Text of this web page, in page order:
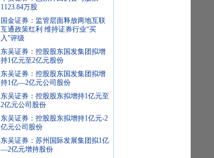
1123.84万股
国金证券：监管层面释放两地互联
互通政策红利 维持证券行业“买
入”评级
东吴证券：控股股东国发集团拟增
持1亿元至2亿元股份
东吴证券：控股股东国发集团拟增
持1亿—2亿元公司股份
东吴证券：控股股东拟增持1亿元至
2亿元公司股份
东吴证券：控股股东拟增持1亿元-2
亿元公司股份
东吴证券：苏州国际发展集团拟1亿
—2亿元增持股份